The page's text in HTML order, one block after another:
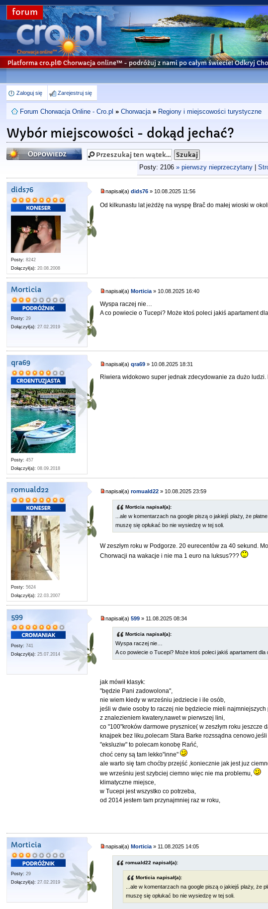
forum
Platforma cro.pl© Chorwacja online™ - podróżuj z nami po całym świecie! Odkryj
Zaloguj się Zarejestruj się
Forum Chorwacja Online - Cro.pl » Chorwacja » Regiony i miejscowości turystyczne
Wybór miejscowości - dokąd jechać?
Odpowiedz
Posty: 2106 » pierwszy nieprzeczytany|
dids76
Posty: 8242
Dołączył(a): 20.08.2008
napisał(a)dids76 » 10.08.2025 11:56
Od kilkunastu lat jeżdżę na wyspę Brač do małej wioski w
Morticia
Posty: 29
Dołączył(a): 27.02.2019
napisał(a)Morticia » 10.08.2025 16:40
Wyspa raczej nie…
A co powiecie o Tucepi? Może ktoś poleci jakiś apartament
qra69
Posty: 457
Dołączył(a): 08.09.2018
napisał(a)qra69 » 10.08.2025 18:31
Riwiera widokowo super jednak zdecydowanie za dużo
romuald22
Posty: 5624
Dołączył(a): 22.03.2007
napisał(a)romuald22 » 10.08.2025 23:59
Morticia napisał(a):
...ale w komentarzach na google piszą o jakiejś plaży, że
muszę się opłukać bo nie wysiedzę w tej soli.
W zeszłym roku w Podgorze. 20 eurecentów za 40 sekund.
Chorwacji na wakacje i nie ma 1 euro na luksus???
599
Posty: 741
Dołączył(a): 25.07.2014
napisał(a)599 » 11.08.2025 08:34
Morticia napisał(a):
Wyspa raczej nie…
A co powiecie o Tucepi? Może ktoś poleci jakiś apartament dla
jak mówił klasyk:
"będzie Pani zadowolona",
nie wiem kiedy w wrześniu jedziecie i ile osób,
jeśli w dwie osoby to raczej nie będziecie mieli najmniejszych
z znalezieniem kwatery,nawet w pierwszej lini,
co "100"kroków darmowe prysznice( w zeszłym roku jeszcze
knajpek bez liku,polecam Stara Barke rozssądna
"eksluziw" to polecam konobę Rańć,
choć ceny są tam lekko"inne"
ale warto się tam choćby przejść ,koniecznie jak jest juz
we wrześniu jest szybciej ciemno więc nie ma problemu,
klimatyczne miejsce,
w Tucepi jest wszystko co potrzeba,
od 2014 jestem tam przynajmniej raz w roku,
Morticia
Posty: 29
Dołączył(a): 27.02.2019
napisał(a) Morticia» 11.08.2025 14:05
romuald22 napisał(a):
Morticia napisał(a):
...ale w komentarzach na google piszą o jakiejś plaży, że
muszę się opłukać bo nie wysiedzę w tej soli.